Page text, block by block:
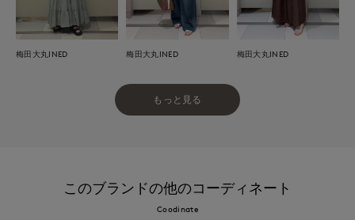
梅田大丸INED 梅田大丸INED 梅田大丸INED
もっと見る
このブランドの他のコーディネート
Coodinate